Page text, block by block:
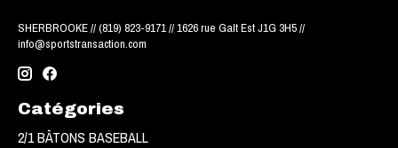
SHERBROOKE // (819) 823-9171 // 1626 rue Galt Est J1G 3H5 //
info@sportstransaction.com
Catégories
2/1 BÂTONS BASEBALL